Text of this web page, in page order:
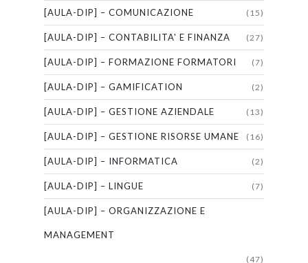
[AULA-DIP] – COMUNICAZIONE (15)
[AULA-DIP] – CONTABILITA' E FINANZA (27)
[AULA-DIP] – FORMAZIONE FORMATORI (7)
[AULA-DIP] – GAMIFICATION (2)
[AULA-DIP] – GESTIONE AZIENDALE (13)
[AULA-DIP] – GESTIONE RISORSE UMANE (16)
[AULA-DIP] – INFORMATICA (2)
[AULA-DIP] – LINGUE (7)
[AULA-DIP] – ORGANIZZAZIONE E
MANAGEMENT
(47)